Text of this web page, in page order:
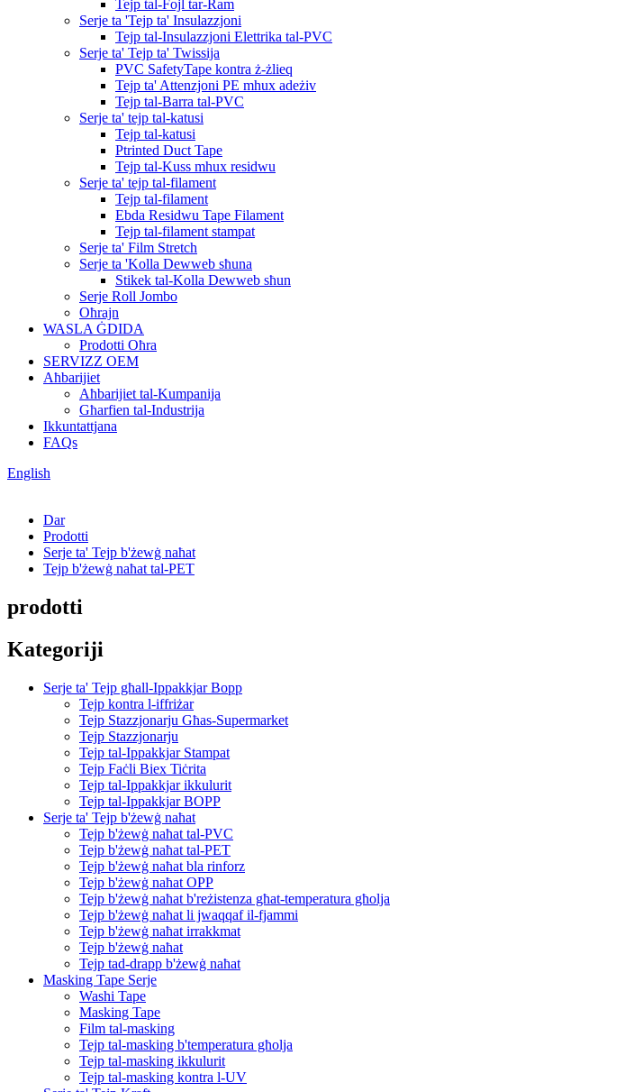
Tejp tal-Fojl tar-Ram
Serje ta 'Tejp ta' Insulazzjoni
Tejp tal-Insulazzjoni Elettrika tal-PVC
Serje ta' Tejp ta' Twissija
PVC SafetyTape kontra ż-żlieq
Tejp ta' Attenzjoni PE mhux adeżiv
Tejp tal-Barra tal-PVC
Serje ta' tejp tal-katusi
Tejp tal-katusi
Ptrinted Duct Tape
Tejp tal-Kuss mhux residwu
Serje ta' tejp tal-filament
Tejp tal-filament
Ebda Residwu Tape Filament
Tejp tal-filament stampat
Serje ta' Film Stretch
Serje ta 'Kolla Dewweb sħuna
Stikek tal-Kolla Dewweb sħun
Serje Roll Jombo
Oħrajn
WASLA ĠDIDA
Prodotti Oħra
SERVIZZ OEM
Aħbarijiet
Aħbarijiet tal-Kumpanija
Għarfien tal-Industrija
Ikkuntattjana
FAQs
English
Dar
Prodotti
Serje ta' Tejp b'żewġ naħat
Tejp b'żewġ naħat tal-PET
prodotti
Kategoriji
Serje ta' Tejp għall-Ippakkjar Bopp
Tejp kontra l-iffriżar
Tejp Stazzjonarju Għas-Supermarket
Tejp Stazzjonarju
Tejp tal-Ippakkjar Stampat
Tejp Faċli Biex Tiċrita
Tejp tal-Ippakkjar ikkulurit
Tejp tal-Ippakkjar BOPP
Serje ta' Tejp b'żewġ naħat
Tejp b'żewġ naħat tal-PVC
Tejp b'żewġ naħat tal-PET
Tejp b'żewġ naħat bla rinforz
Tejp b'żewġ naħat OPP
Tejp b'żewġ naħat b'reżistenza għat-temperatura għolja
Tejp b'żewġ naħat li jwaqqaf il-fjammi
Tejp b'żewġ naħat irrakkmat
Tejp b'żewġ naħat
Tejp tad-drapp b'żewġ naħat
Masking Tape Serje
Washi Tape
Masking Tape
Film tal-masking
Tejp tal-masking b'temperatura għolja
Tejp tal-masking ikkulurit
Tejp tal-masking kontra l-UV